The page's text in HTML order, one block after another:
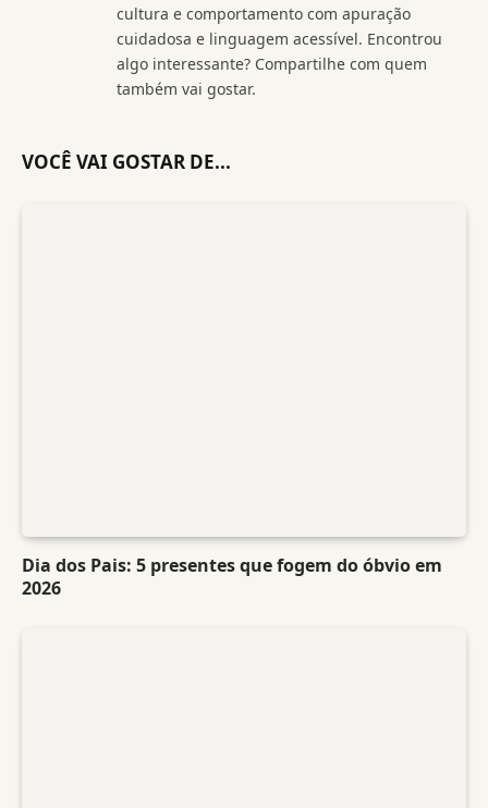
cultura e comportamento com apuração
cuidadosa e linguagem acessível. Encontrou
algo interessante? Compartilhe com quem
também vai gostar.
VOCÊ VAI GOSTAR DE...
Dia dos Pais: 5 presentes que fogem do óbvio em
2026